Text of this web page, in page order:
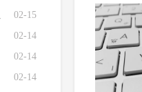
02-15
02-14
02-14
02-14